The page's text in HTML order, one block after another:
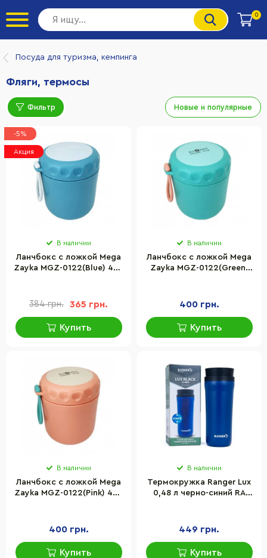
0
Посуда для туризма, кемпинга
Фляги, термосы
Фильтр Новые и популярные
-5%
Акция
В наличии
Ланчбокс с ложкой Mega
Zayka MGZ-0122(Blue) 430
384 грн. 365 грн.
Купить
В наличии
Ланчбокс с ложкой Mega
Zayka MGZ-0122(Green)
400 грн.
Купить
В наличии
Ланчбокс с ложкой Mega
Zayka MGZ-0122(Pink) 430
400 грн.
Купить
В наличии
Термокружка Ranger Lux
0,48 л черно-синий RA
449 грн.
Купить